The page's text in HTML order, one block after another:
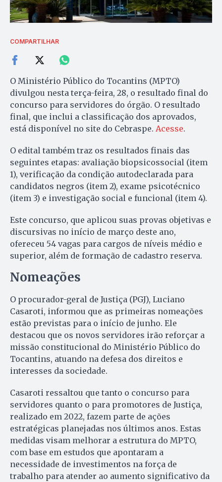
COMPARTILHAR
O Ministério Público do Tocantins (MPTO)
divulgou nesta terça-feira, 28, o resultado final do
concurso para servidores do órgão. O resultado
final, que inclui a classificação dos aprovados,
está disponível no site do Cebraspe. Acesse.
O edital também traz os resultados finais das
seguintes etapas: avaliação biopsicossocial (item
1), verificação da condição autodeclarada para
candidatos negros (item 2), exame psicotécnico
(item 3) e investigação social e funcional (item 4).
Este concurso, que aplicou suas provas objetivas e
discursivas no início de março deste ano,
ofereceu 54 vagas para cargos de níveis médio e
superior, além de formação de cadastro reserva.
Nomeações
O procurador-geral de Justiça (PGJ), Luciano
Casaroti, informou que as primeiras nomeações
estão previstas para o início de junho. Ele
destacou que os novos servidores irão reforçar a
missão constitucional do Ministério Público do
Tocantins, atuando na defesa dos direitos e
interesses da sociedade.
Casaroti ressaltou que tanto o concurso para
servidores quanto o para promotores de Justiça,
realizado em 2022, fazem parte de ações
estratégicas planejadas nos últimos anos. Estas
medidas visam melhorar a estrutura do MPTO,
com base em estudos que apontaram a
necessidade de investimentos na força de
trabalho para atender ao aumento significativo da